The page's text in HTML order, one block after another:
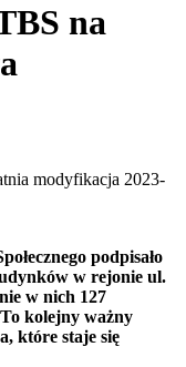
na
modyfikacja 2023-
podpisało
w rejonie ul.
w nich 127
kolejny ważny
które staje się